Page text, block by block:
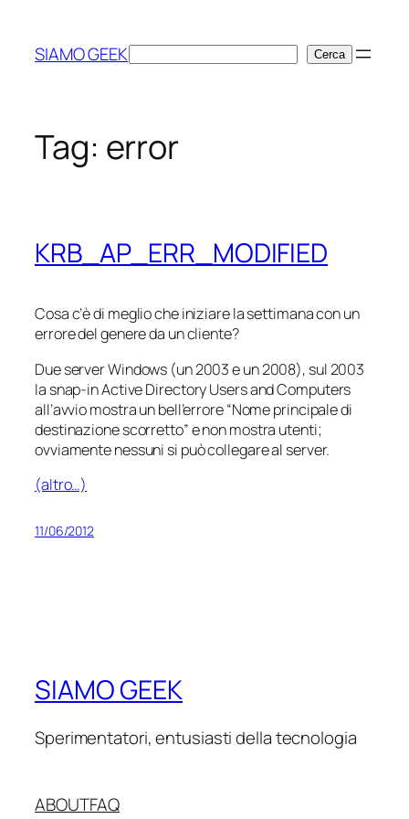
contenuto
SIAMO GEEKCerca Cerca
Tag: error
KRB_AP_ERR_MODIFIED
Cosa c’è di meglio che iniziare la settimana con un
errore del genere da un cliente?
Due server Windows (un 2003 e un 2008), sul 2003
la snap-inActive Directory Users and Computers
all’avvio mostra un bell’errore “Nome principale di
destinazione scorretto” e non mostra utenti;
ovviamente nessuni si può collegare al server.
(altro…)
11/06/2012
SIAMO GEEK
Sperimentatori, entusiasti della tecnologia
ABOUTFAQ